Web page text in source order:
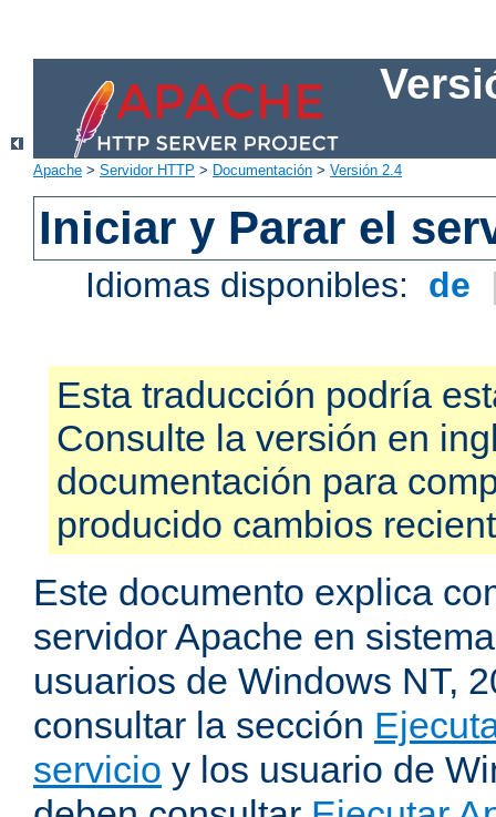
Apache > Servidor HTTP > Documentación > Versión 2.4
Iniciar y Parar el
Idiomas disponibles: de
Esta traducción podría
Consulte la versión en
documentación para
producido cambios
Este documento explica
servidor Apache en
usuarios de Windows NT,
consultar la sección
servicio y los usuario de